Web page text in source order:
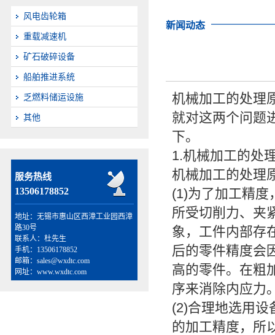
风电齿轮箱
重载减速机
矿石破碎设备
船舶推进系统
乏燃料储运设施
其他
服务热线
13506178852
地址：无锡市惠山区西漳工业园西漳
路30号
联系人：杜先生
手机：13506178852
邮箱：sales@wxdtc.com
网址：www.wxdtc.com
新闻动态
机械加工的处理
就对这两个问题
下。
1.机械加工的处
机械加工的处理
(1)为了加工精度
所受切削力、夹
象，工件内部存
后的零件精度会
高的零件。在粗
序来消除内应力
(2)合理地选用设
的加工精度，所